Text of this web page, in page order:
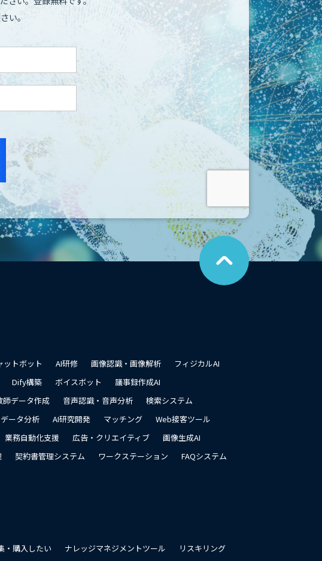
い。
こ
の
ペ
ー
ジ
ットボット AI研修 画像認識・画像解析
フィジカルAI
Dify構築 ボイスボット
議事録作成AI
師データ作成 音声認識・音声分析
検索システム
データ分析 AI研究開発 マッチング
Web接客ツール
業務自動化支援 広告・クリエイティブ
画像生成AI
契約書管理システム ワークステーション
FAQシステム
・購入したい ナレッジマネジメントツール リスキリング